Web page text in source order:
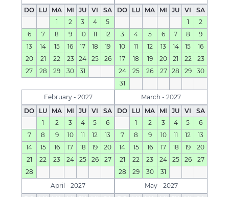
DO
LU MA MI JU VI
SA
1
2 3 4
5
6
7 8 9 10 11
12
13
14 15 16 17 18
19
20
21 22 23 24 25
26
27
28 29 30 31
DO
LU MA MI JU VI
SA
1
2
3
4 5 6 7 8
9
10
11 12 13 14 15
16
17
18 19 20 21 22
23
24
25 26 27 28 29
30
31
February - 2027
DO
LU MA MI JU VI
SA
1
2 3 4 5
6
7
8 9 10 11 12
13
14
15 16 17 18 19
20
21
22 23 24 25 26
27
28
March - 2027
DO
LU MA MI JU VI
SA
1
2 3 4 5
6
7
8 9 10 11 12
13
14
15 16 17 18 19
20
21
22 23 24 25 26
27
28
29 30
31
April - 2027
May - 2027